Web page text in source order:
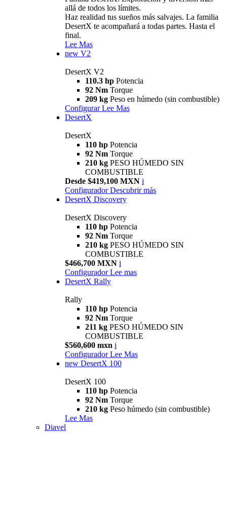
allá de todos los límites.
Haz realidad tus sueños más salvajes. La familia
DesertX te acompañará a todas partes. Hasta el
final.
Lee Mas
new V2
DesertX V2
110.3 hp Potencia
92 Nm Torque
209 kg Peso en húmedo (sin combustible)
Configurar Lee Mas
DesertX
DesertX
110 hp Potencia
92 Nm Torque
210 kg PESO HÚMEDO SIN
COMBUSTIBLE
Desde $419,100 MXN i
Configurador Descubrir más
DesertX Discovery
DesertX Discovery
110 hp Potencia
92 Nm Torque
210 kg PESO HÚMEDO SIN
COMBUSTIBLE
$466,700 MXN i
Configurador Lee mas
DesertX Rally
Rally
110 hp Potencia
92 Nm Torque
211 kg PESO HÚMEDO SIN
COMBUSTIBLE
$560,600 mxn i
Configurador Lee Mas
new DesertX 100
DesertX 100
110 hp Potencia
92 Nm Torque
210 kg Peso húmedo (sin combustible)
Lee Mas
Diavel